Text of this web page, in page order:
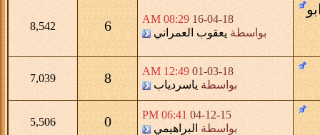
16-04-18
08:29 AM
بواسطة يعقوب العمراني 6
8,542
01-03-18
12:49 AM
بواسطة ياسردياب 8
7,039
04-12-15
06:41 PM
بواسطة البراهيمي 0
5,506